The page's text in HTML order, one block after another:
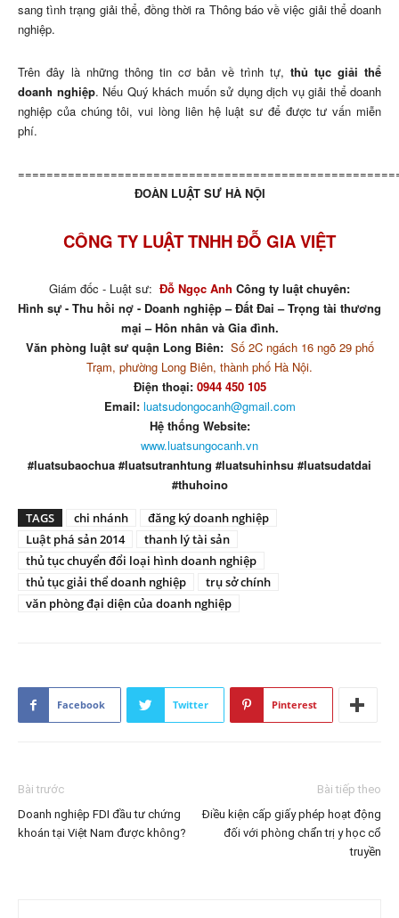
sang tình trạng giải thể, đồng thời ra Thông báo về việc giải thể doanh
nghiệp.
Trên đây là những thông tin cơ bản về trình tự, thủ tục giải thể
doanh nghiệp. Nếu Quý khách muốn sử dụng dịch vụ giải thể doanh
nghiệp của chúng tôi, vui lòng liên hệ luật sư để được tư vấn miễn
phí.
ĐOÀN LUẬT SƯ HÀ NỘI
CÔNG TY LUẬT TNHH ĐỖ GIA VIỆT
Giám đốc - Luật sư: Đỗ Ngọc Anh Công ty luật chuyên:
Hình sự - Thu hồi nợ - Doanh nghiệp – Đất Đai – Trọng tài thương
mại – Hôn nhân và Gia đình.
Văn phòng luật sư quận Long Biên: Số 2C ngách 16 ngõ 29 phố
Trạm, phường Long Biên, thành phố Hà Nội.
Điện thoại: 0944 450 105
Email: luatsudongocanh@gmail.com
Hệ thống Website:
www.luatsungocanh.vn
#luatsubaochua #luatsutranhtung #luatsuhinhsu #luatsudatdai
#thuhoino
TAGS chi nhánh
đăng ký doanh nghiệp
Luật phá sản 2014
thanh lý tài sản
thủ tục chuyển đổi loại hình doanh nghiệp
thủ tục giải thể doanh nghiệp
trụ sở chính
văn phòng đại diện của doanh nghiệp
Facebook Twitter Pinterest
Bài trước
Doanh nghiệp FDI đầu tư chứng
khoán tại Việt Nam được không?
Bài tiếp theo
Điều kiện cấp giấy phép hoạt động
đối với phòng chẩn trị y học cổ
truyền